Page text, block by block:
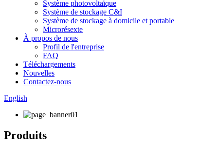
Système photovoltaïque
Système de stockage C&I
Système de stockage à domicile et portable
Microrésexte
À propos de nous
Profil de l'entreprise
FAQ
Téléchargements
Nouvelles
Contactez-nous
English
Produits